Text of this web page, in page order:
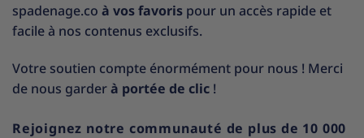
spadenage.co à vos favoris pour un accès rapide et
facile à nos contenus exclusifs.
Votre soutien compte énormément pour nous ! Merci
de nous garderà portée de clic !
Rejoignez notre communauté de plus de 10 000